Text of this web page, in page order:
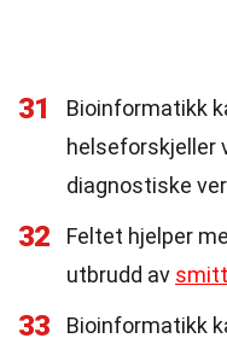
31
Bioinformatikk
helseforskjeller
diagnostiske
32
Feltet hjelper
utbrudd av
33
Bioinformatikk